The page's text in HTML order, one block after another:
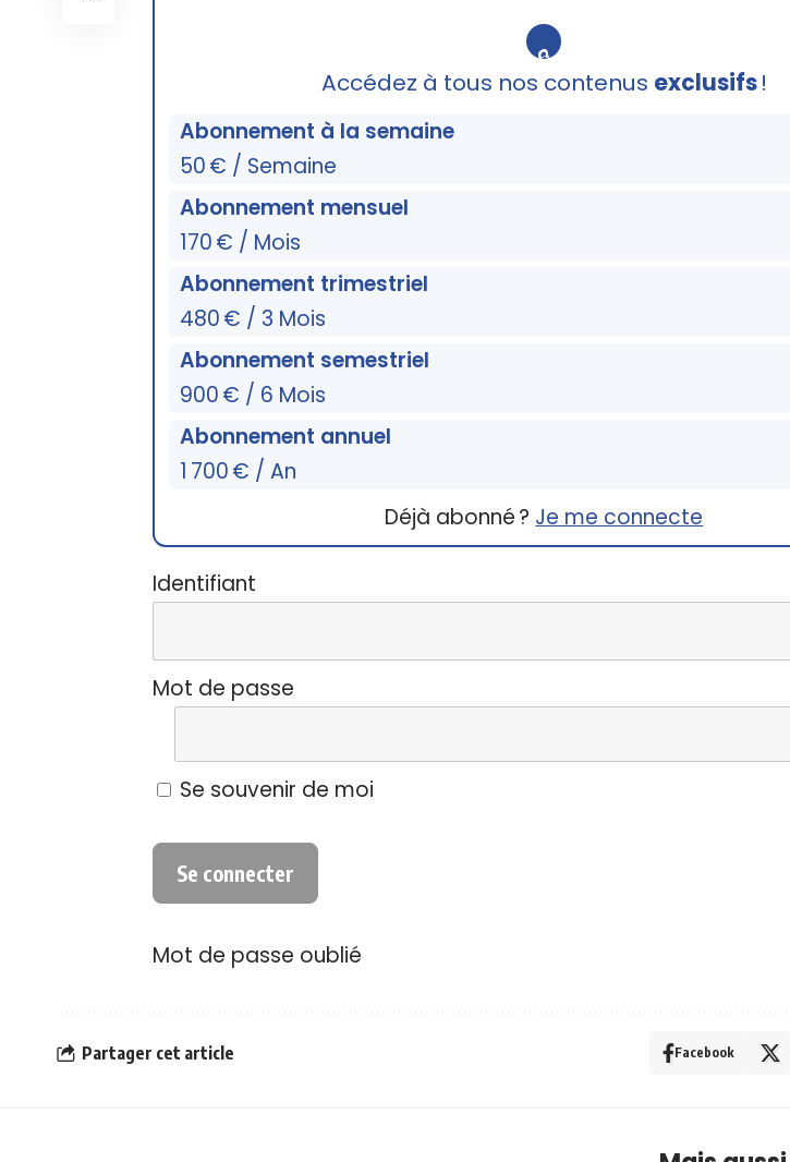
🔒
Accédez à tous nos contenus exclusifs!
Abonnement à la semaine
50 € / Semaine
Abonnement mensuel
170 € / Mois
Abonnement trimestriel
480 € / 3 Mois
Abonnement semestriel
900 € / 6 Mois
Abonnement annuel
1 700 € / An
Déjà abonné ? Je me connecte
Identifiant
Mot de passe
Se souvenir de moi
Mot de passe oublié
Partager cet article Facebook